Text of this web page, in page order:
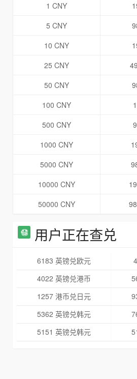
1 CNY
5 CNY
10 CNY
25 CNY
50 CNY
100 CNY
500 CNY
1000 CNY
5000 CNY
10000 CNY
50000 CNY
用户正在查兑
6183 英镑兑欧元
4022 英镑兑港币
1257 港币兑日元
5362 英镑兑韩元
5151 英镑兑韩元